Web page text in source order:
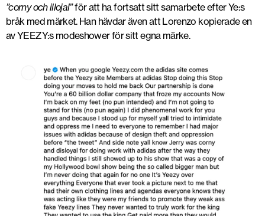
”corny och illojal”för att ha fortsatt sitt samarbete efter Ye:s
bråk med märket. Han hävdar även att Lorenzo kopierade en
av YEEZY:s modeshower för sitt egna märke.